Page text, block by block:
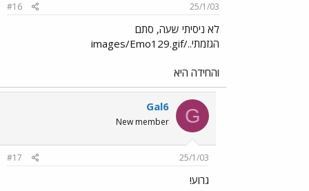
25/1/03
#16
לא ניסיתי שעה, סתם
הגזמתי../images/Emo129.gif
והחידה היא
G
Gal6
New member
25/1/03
#17
גרוע!